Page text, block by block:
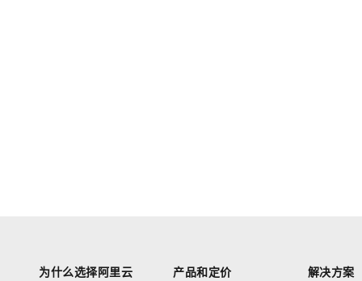
为什么选择阿里云 产品和定价 解决方案